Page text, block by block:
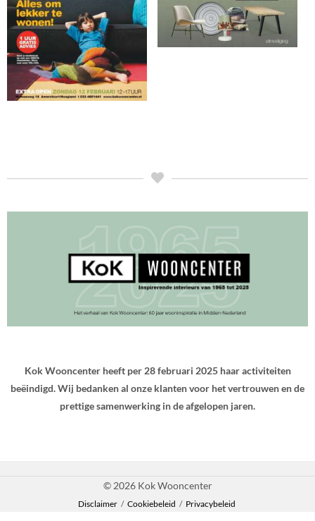
Kok Wooncenter heeft per 28 februari 2025 haar activiteiten
beëindigd. Wij bedanken al onze klanten voor het vertrouwen en de
prettige samenwerking in de afgelopen jaren.
© 2026 Kok Wooncenter
Disclaimer / Cookiebeleid / Privacybeleid